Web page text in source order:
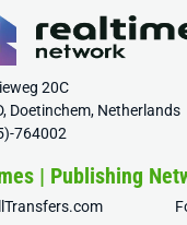
20C
Doetinchem, Netherlands
764002
| Publishing